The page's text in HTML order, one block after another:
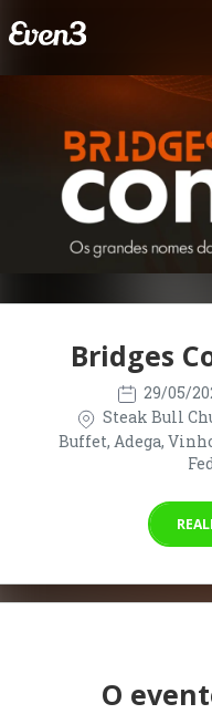
Bridges
29/05/
Steak Bull
Buffet, Adega,
O